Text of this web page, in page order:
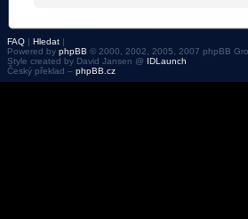
FAQ | Hledat |
Powered by phpBB © 2000, 2002, 2005, 2007 phpBB
Style created by David Jansen @ IDLaunch
Český překlad – phpBB.cz